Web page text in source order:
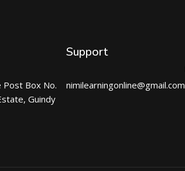
Box No.
Guindy
Support
nimilearningonline@gmail.com